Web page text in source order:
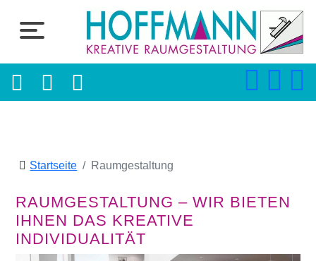
Startseite Raumgestaltung
RAUMGESTALTUNG – WIR BIETEN
IHNEN DAS KREATIVE
INDIVIDUALITÄT